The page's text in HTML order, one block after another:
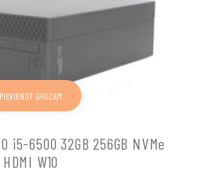
i5-6500 32GB 256GB NVMe
HDMI W10
PIEVIENOT GROZAM